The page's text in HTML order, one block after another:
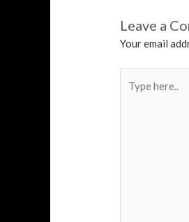
Leave a
Your email
here..